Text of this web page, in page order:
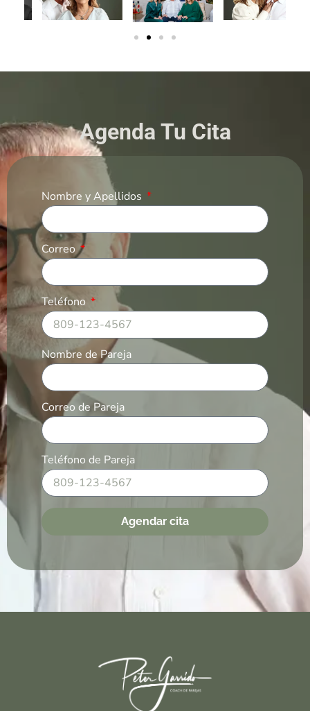
Agenda Tu Cita
Nombre y Apellidos
Correo
Teléfono
Nombre de Pareja
Correo de Pareja
Teléfono de Pareja
Agendar cita